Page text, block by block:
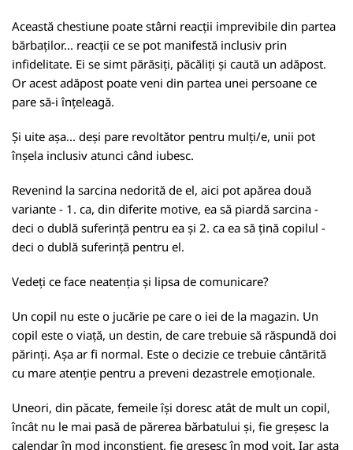
Această chestiune poate stârni reacții imprevibile din partea
bărbaților... reacții ce se pot manifestă inclusiv prin
infidelitate. Ei se simt părăsiți, păcăliți și caută un adăpost.
Or acest adăpost poate veni din partea unei persoane ce
pare să-i înțeleagă.
Și uite așa... deși pare revoltător pentru mulți/e, unii pot
înșela inclusiv atunci când iubesc.
Revenind la sarcina nedorită de el, aici pot apărea două
variante - 1. ca, din diferite motive, ea să piardă sarcina -
deci o dublă suferință pentru ea și 2. ca ea să țină copilul -
deci o dublă suferință pentru el.
Vedeți ce face neatenția și lipsa de comunicare?
Un copil nu este o jucărie pe care o iei de la magazin. Un
copil este o viață, un destin, de care trebuie să răspundă doi
părinți. Așa ar fi normal. Este o decizie ce trebuie cântărită
cu mare atenție pentru a preveni dezastrele emoționale.
Uneori, din păcate, femeile își doresc atât de mult un copil,
încât nu le mai pasă de părerea bărbatului și, fie greșesc la
calendar în mod inconștient, fie greșesc în mod voit. Iar asta